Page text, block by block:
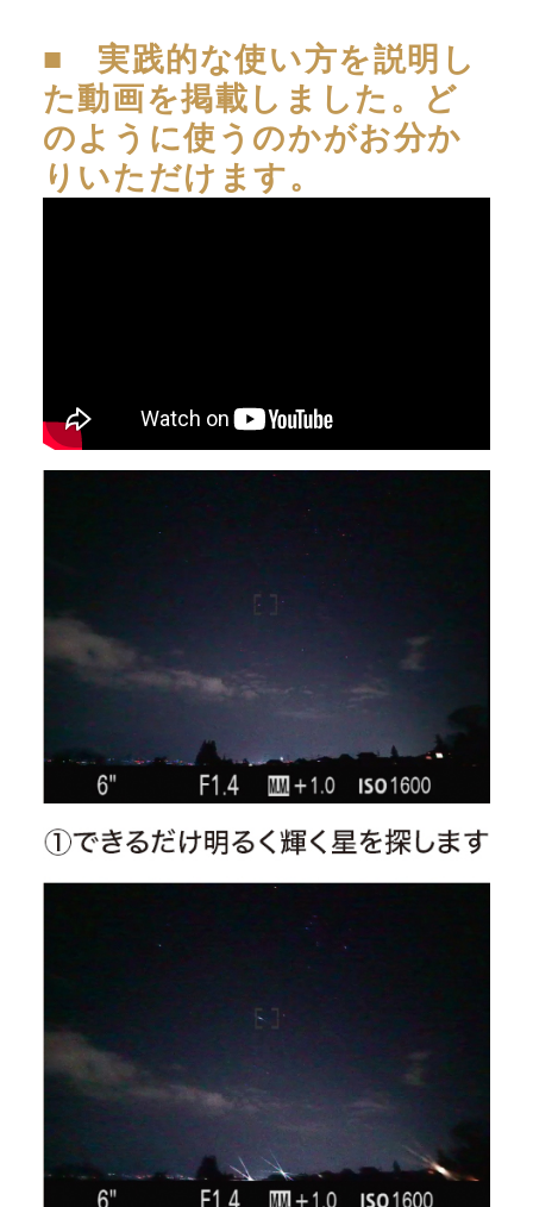
■ 実践的な使い方を説明し
た動画を掲載しました。ど
のように使うのかがお分か
りいただけます。